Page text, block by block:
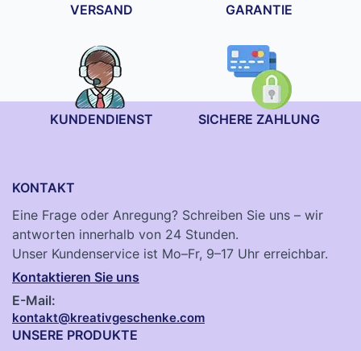
VERSAND
GARANTIE
KUNDENDIENST SICHERE ZAHLUNG
KONTAKT
Eine Frage oder Anregung? Schreiben Sie uns – wir
antworten innerhalb von 24 Stunden.
Unser Kundenservice ist Mo–Fr, 9–17 Uhr erreichbar.
Kontaktieren Sie uns
E-Mail:
kontakt@kreativgeschenke.com
UNSERE PRODUKTE